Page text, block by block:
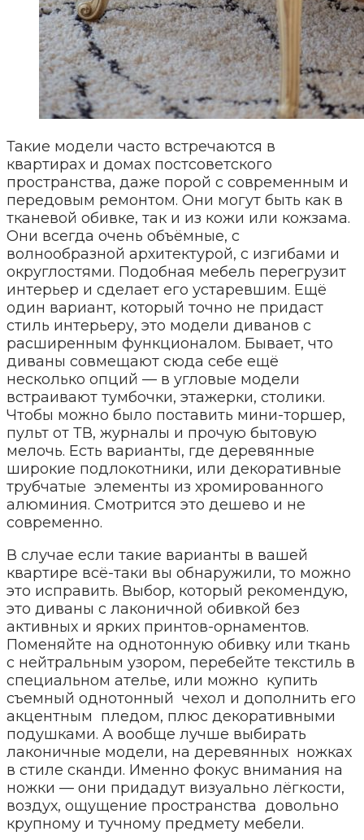
Такие модели часто встречаются в
квартирах и домах постсоветского
пространства, даже порой с современным и
передовым ремонтом. Они могут быть как в
тканевой обивке, так и из кожи или кожзама.
Они всегда очень объёмные, с
волнообразной архитектурой, с изгибами и
округлостями. Подобная мебель перегрузит
интерьер и сделает его устаревшим. Ещё
один вариант, который точно не придаст
стиль интерьеру, это модели диванов с
расширенным функционалом. Бывает, что
диваны совмещают сюда себе ещё
несколько опций — в угловые модели
встраивают тумбочки, этажерки, столики.
Чтобы можно было поставить мини-торшер,
пульт от ТВ, журналы и прочую бытовую
мелочь. Есть варианты, где деревянные
широкие подлокотники, или декоративные
трубчатые элементы из хромированного
алюминия. Смотрится это дешево и не
современно.
В случае если такие варианты в вашей
квартире всё-таки вы обнаружили, то можно
это исправить. Выбор, который рекомендую,
это диваны с лаконичной обивкой без
активных и ярких принтов-орнаментов.
Поменяйте на однотонную обивку или ткань
с нейтральным узором, перебейте текстиль в
специальном ателье, или можно купить
съемный однотонный чехол и дополнить его
акцентным пледом, плюс декоративными
подушками. А вообще лучше выбирать
лаконичные модели, на деревянных ножках
в стиле сканди. Именно фокус внимания на
ножки — они придадут визуально лёгкости,
воздух, ощущение пространства довольно
крупному и тучному предмету мебели.